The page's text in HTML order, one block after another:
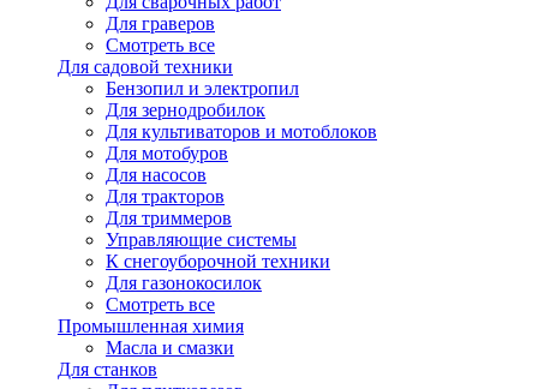
Для граверов
Смотреть все
Для садовой техники
Бензопил и электропил
Для зернодробилок
Для культиваторов и мотоблоков
Для мотобуров
Для насосов
Для тракторов
Для триммеров
Управляющие системы
К снегоуборочной техники
Для газонокосилок
Смотреть все
Промышленная химия
Масла и смазки
Для станков